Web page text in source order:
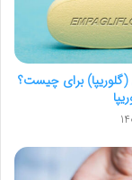
(گلوریپا) برای چیست؟